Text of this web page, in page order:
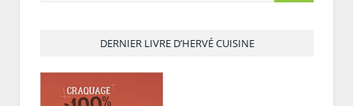
DERNIER LIVRE D’HERVÉ CUISINE